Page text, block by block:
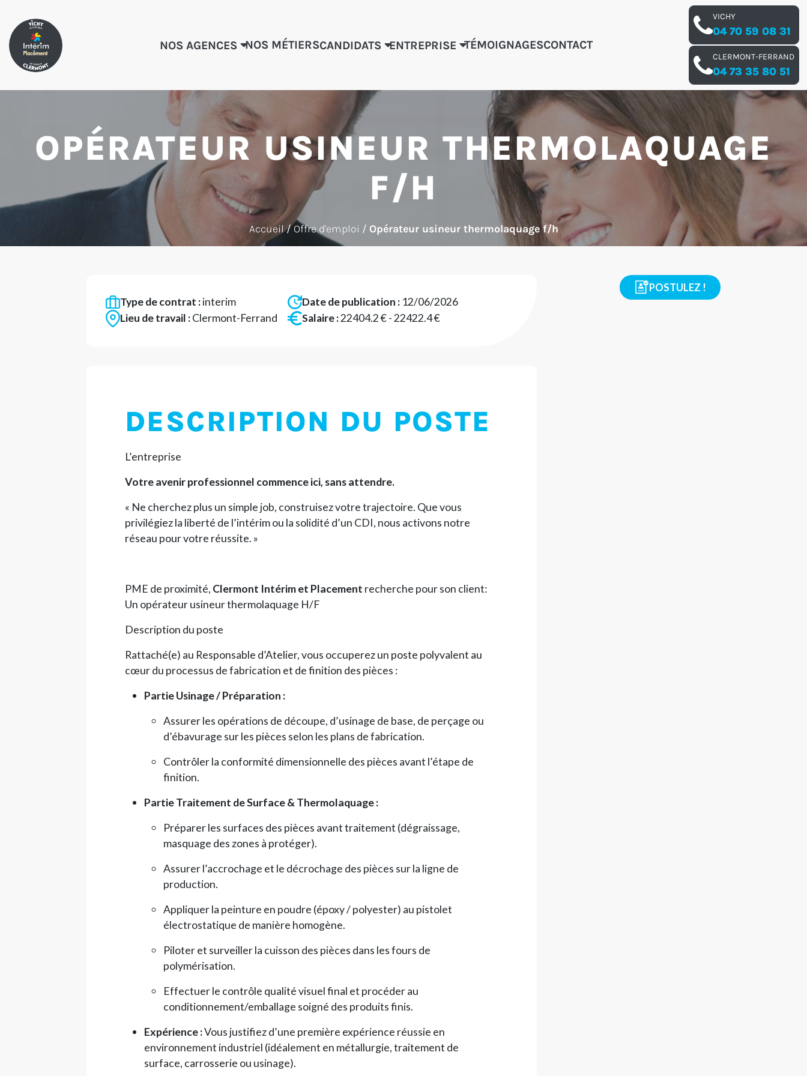
NOS AGENCES NOS MÉTIERSCANDIDATS ENTREPRISE TÉMOIGNAGESCONTACT
VICHY
04 70 59 08 31
CLERMONT-FERRAND
04 73 35 80 51
OPÉRATEUR USINEUR THERMOLAQUAGE
F/H
Accueil/Offre d'emploi / Opérateur usineur thermolaquage f/h
Type de contrat :interim Date de publication : 12/06/2026
Lieu de travail :Clermont-Ferrand Salaire :22404.2 € - 22422.4 €
DESCRIPTION DU POSTE
L’entreprise
Votre avenir professionnel commence ici, sans attendre.
« Ne cherchez plus un simple job, construisez votre trajectoire. Que vous
privilégiez la liberté de l’intérim ou la solidité d’un CDI, nous activons notre
réseau pour votre réussite. »
PME de proximité, Clermont Intérim et Placement recherche pour son client:
Un opérateur usineur thermolaquage H/F
Description du poste
Rattaché(e) au Responsable d’Atelier, vous occuperez un poste polyvalent au
cœur du processus de fabrication et de finition des pièces :
Partie Usinage / Préparation :
Assurer les opérations de découpe, d’usinage de base, de perçage ou
d’ébavurage sur les pièces selon les plans de fabrication.
Contrôler la conformité dimensionnelle des pièces avant l’étape de
finition.
Partie Traitement de Surface & Thermolaquage :
Préparer les surfaces des pièces avant traitement (dégraissage,
masquage des zones à protéger).
Assurer l’accrochage et le décrochage des pièces sur la ligne de
production.
Appliquer la peinture en poudre (époxy / polyester) au pistolet
électrostatique de manière homogène.
Piloter et surveiller la cuisson des pièces dans les fours de
polymérisation.
Effectuer le contrôle qualité visuel final et procéder au
conditionnement/emballage soigné des produits finis.
Expérience :Vous justifiez d’une première expérience réussie en
environnement industriel (idéalement en métallurgie, traitement de
surface, carrosserie ou usinage).
POSTULEZ !